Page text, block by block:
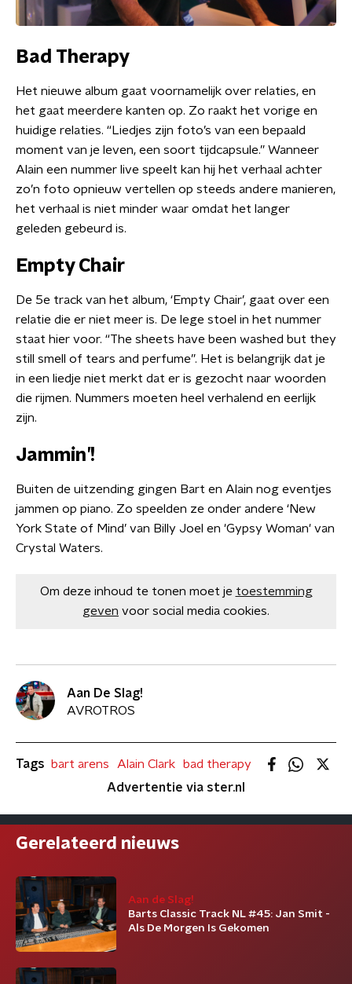
Bad Therapy
Het nieuwe album gaat voornamelijk over relaties, en
het gaat meerdere kanten op. Zo raakt het vorige en
huidige relaties. “Liedjes zijn foto’s van een bepaald
moment van je leven, een soort tijdcapsule.” Wanneer
Alain een nummer live speelt kan hij het verhaal achter
zo’n foto opnieuw vertellen op steeds andere manieren,
het verhaal is niet minder waar omdat het langer
geleden gebeurd is.
Empty Chair
De 5e track van het album, ‘Empty Chair’, gaat over een
relatie die er niet meer is. De lege stoel in het nummer
staat hier voor. “The sheets have been washed but they
still smell of tears and perfume”. Het is belangrijk dat je
in een liedje niet merkt dat er is gezocht naar woorden
die rijmen. Nummers moeten heel verhalend en eerlijk
zijn.
Jammin’!
Buiten de uitzending gingen Bart en Alain nog eventjes
jammen op piano. Zo speelden ze onder andere ‘New
York State of Mind’ van Billy Joel en 'Gypsy Woman' van
Crystal Waters.
Om deze inhoud te tonen moet je toestemming
geven voor social media cookies.
Aan De Slag!
AVROTROS
Tags bart arens Alain Clark
bad therapy
Advertentie via ster.nl
Gerelateerd nieuws
Aan de Slag!
Barts Classic Track NL #45: Jan Smit -
Als De Morgen Is Gekomen